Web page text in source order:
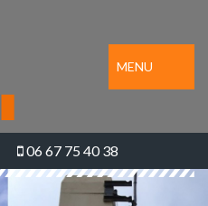
MENU
06 67 75 40 38